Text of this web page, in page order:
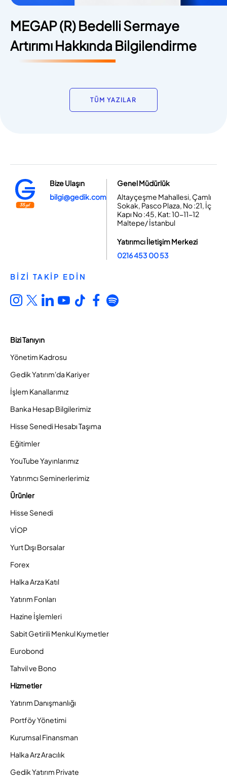
MEGAP (R) Bedelli Sermaye
Artırımı Hakkında Bilgilendirme
TÜM YAZILAR
Bize Ulaşın
bilgi@gedik.com
Genel Müdürlük
Altayçeşme Mahallesi, Çamlı
Sokak, Pasco Plaza, No :21, İç
Kapı No :45, Kat: 10-11-12
Maltepe/ İstanbul
Yatırımcı İletişim Merkezi
0216 453 00 53
BİZİ TAKİP EDİN
Bizi Tanıyın
Yönetim Kadrosu
Gedik Yatırım'da Kariyer
İşlem Kanallarımız
Banka Hesap Bilgilerimiz
Hisse Senedi Hesabı Taşıma
Eğitimler
YouTube Yayınlarımız
Yatırımcı Seminerlerimiz
Ürünler
Hisse Senedi
VİOP
Yurt Dışı Borsalar
Forex
Halka Arza Katıl
Yatırım Fonları
Hazine İşlemleri
Sabit Getirili Menkul Kıymetler
Eurobond
Tahvil ve Bono
Hizmetler
Yatırım Danışmanlığı
Portföy Yönetimi
Kurumsal Finansman
Halka Arz Aracılık
Gedik Yatırım Private